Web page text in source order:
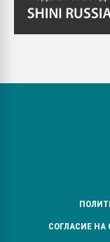
СОГЛАСИЕ